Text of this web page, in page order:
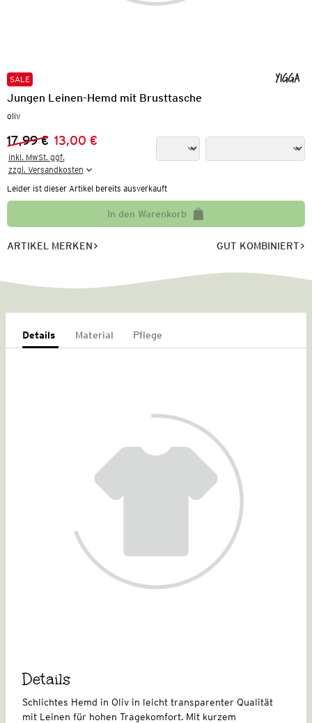
SALE
Jungen Leinen-Hemd mit Brusttasche
oliv
Vorheriger Preis:
17,99 €
Neuer Preis:
13,00 €
inkl. MwSt. ggf.
zzgl. Versandkosten
Leider ist dieser Artikel bereits ausverkauft
In den Warenkorb
ARTIKEL MERKEN GUT KOMBINIERT
Details Material Pflege
Details
Schlichtes Hemd in Oliv in leicht transparenter Qualität
mit Leinen für hohen Tragekomfort. Mit kurzem